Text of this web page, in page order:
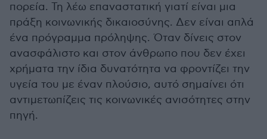
πορεία. Τη λέω επαναστατική γιατί είναι μια
πράξη κοινωνικής δικαιοσύνης. Δεν είναι απλά
ένα πρόγραμμα πρόληψης. Όταν δίνεις στον
ανασφάλιστο και στον άνθρωπο που δεν έχει
χρήματα την ίδια δυνατότητα να φροντίζει την
υγεία του με έναν πλούσιο, αυτό σημαίνει ότι
αντιμετωπίζεις τις κοινωνικές ανισότητες στην
πηγή.